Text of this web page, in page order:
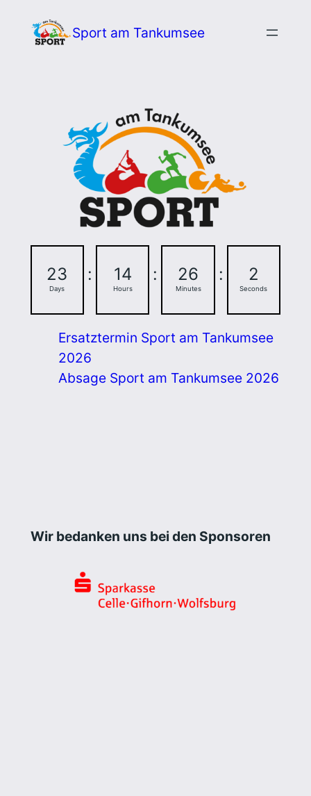
Inhalt
Sport am Tankumsee
23
Days
: 14
Hours
: 26
Minutes
: 1
Second
Ersatztermin Sport am Tankumsee
2026
Absage Sport am Tankumsee 2026
Wir bedanken uns bei den Sponsoren